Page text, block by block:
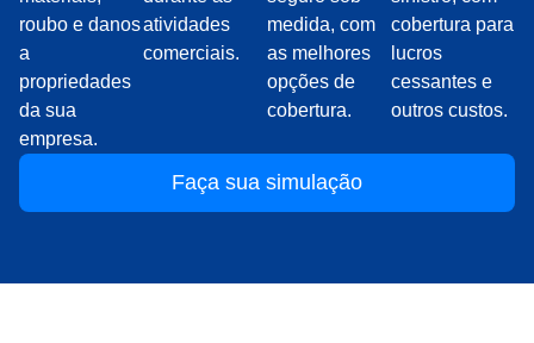
roubo e danos
a
propriedades
da sua
empresa.
atividades
comerciais.
medida, com
as melhores
opções de
cobertura.
cobertura para
lucros
cessantes e
outros custos.
Faça sua simulação